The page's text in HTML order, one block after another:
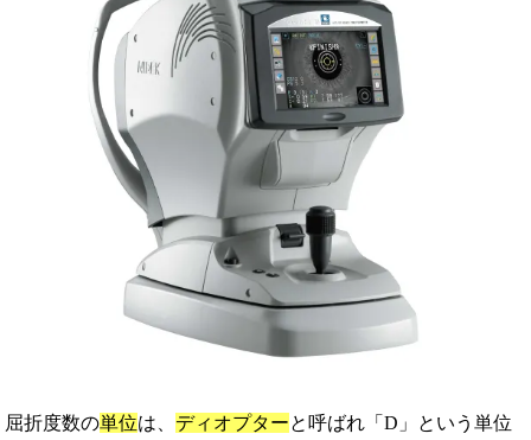
屈折度数の単位は、 ディオプターと呼ばれ「D」という単位